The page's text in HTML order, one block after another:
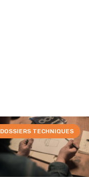
DOSSIERS TECHNIQUES